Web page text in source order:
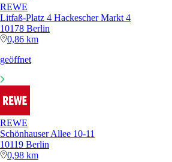
REWE
Litfaß-Platz 4 Hackescher Markt 4
10178 Berlin
0,86 km
geöffnet
REWE
Schönhauser Allee 10-11
10119 Berlin
0,98 km